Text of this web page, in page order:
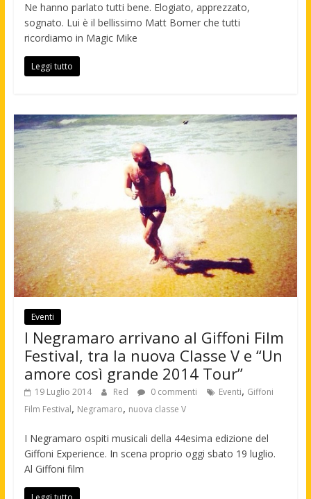
Ne hanno parlato tutti bene. Elogiato, apprezzato,
sognato. Lui è il bellissimo Matt Bomer che tutti
ricordiamo in Magic Mike
Leggi tutto
Eventi
I Negramaro arrivano al Giffoni Film
Festival, tra la nuova Classe V e “Un
amore così grande 2014 Tour”
19 Luglio 2014 Red 0 commenti Eventi, Giffoni
Film Festival, Negramaro, nuova classe V
I Negramaro ospiti musicali della 44esima edizione del
Giffoni Experience. In scena proprio oggi sbato 19 luglio.
Al Giffoni film